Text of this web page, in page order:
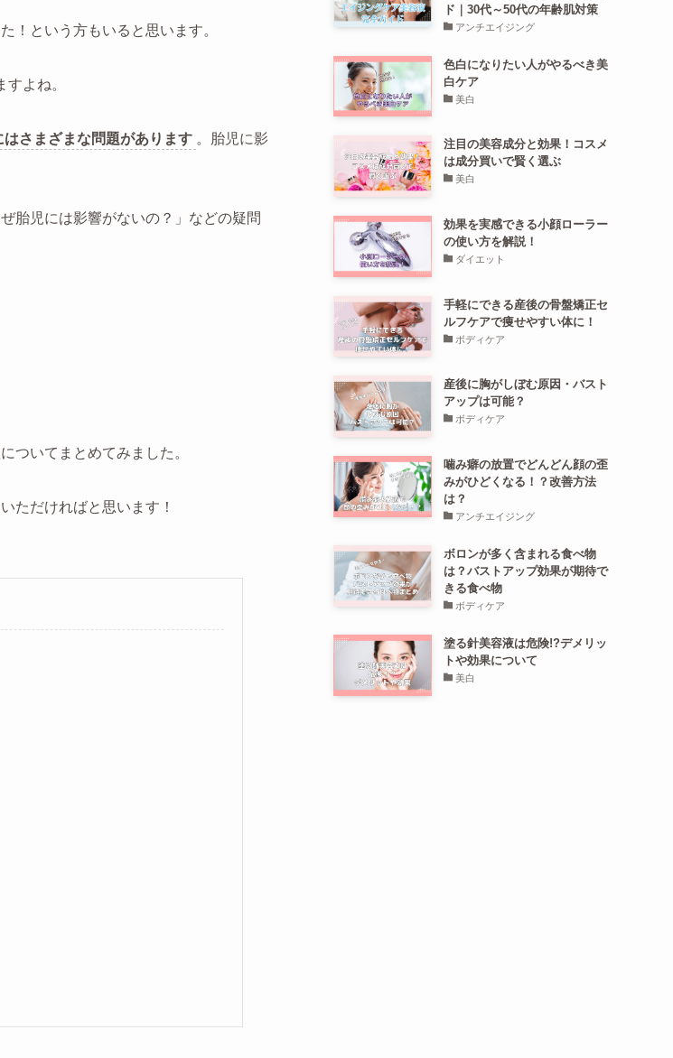
！という方もいると思います。
すよね。
さまざまな問題があります 。胎児に影
胎児には影響がないの？」などの疑問
ついてまとめてみました。
ただければと思います！
ド｜30代～50代の年齢肌対策
アンチエイジング
色白になりたい人がやるべき美
白ケア
美白
注目の美容成分と効果！コスメ
は成分買いで賢く選ぶ
美白
効果を実感できる小顔ローラー
の使い方を解説！
ダイエット
手軽にできる産後の骨盤矯正セ
ルフケアで痩せやすい体に！
ボディケア
産後に胸がしぼむ原因・バスト
アップは可能？
ボディケア
噛み癖の放置でどんどん顔の歪
みがひどくなる！？改善方法
は？
アンチエイジング
ボロンが多く含まれる食べ物
は？バストアップ効果が期待で
きる食べ物
ボディケア
塗る針美容液は危険!?デメリッ
トや効果について
美白